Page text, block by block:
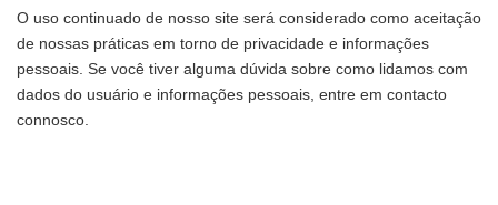
O uso continuado de nosso site será considerado como aceitação
de nossas práticas em torno de privacidade e informações
pessoais. Se você tiver alguma dúvida sobre como lidamos com
dados do usuário e informações pessoais, entre em contacto
connosco.